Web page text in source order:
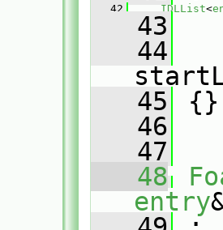
   42
IDLList<
   43
   44
   45
{}
   46
   47
   48
entry